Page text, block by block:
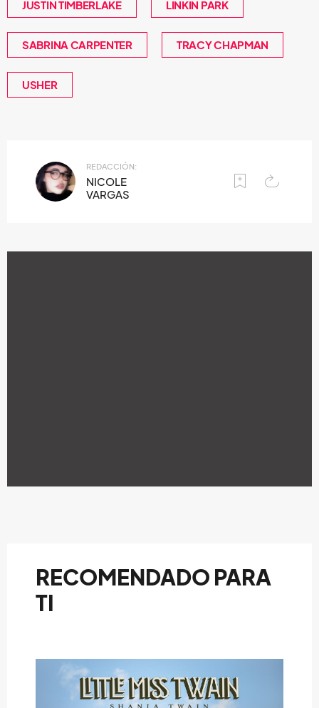
JUSTIN TIMBERLAKE LINKIN PARK
SABRINA CARPENTER TRACY CHAPMAN
USHER
REDACCIÓN:
NICOLE
VARGAS
RECOMENDADO PARA
TI